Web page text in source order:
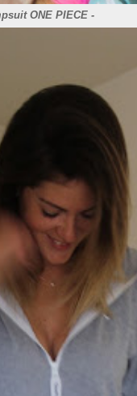
ONE PIECE -